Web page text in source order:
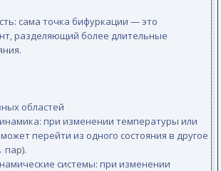
сама точка бифуркации — это
разделяющий более длительные
областей
при изменении температуры или
перейти из одного состояния в другое
пар).
системы: при изменении